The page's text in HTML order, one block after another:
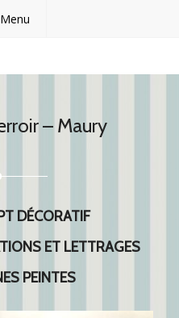
Menu
– Maury
DÉCORATIF
ET LETTRAGES
PEINTES